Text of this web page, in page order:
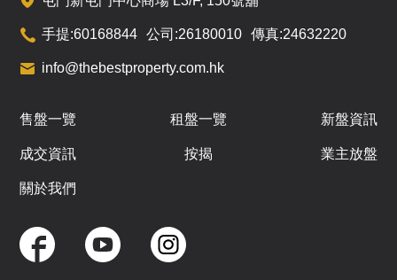
/
16
/
F
3房(1套)
2房
2房
3房(1套)
$1,215.12萬
B
2房
2房
A
手提:60168844 公司:26180010 傳真:24632220
info@thebestproperty.com.hk
售盤一覽 租盤一覽 新盤資訊
成交資訊 按揭 業主放盤
關於我們